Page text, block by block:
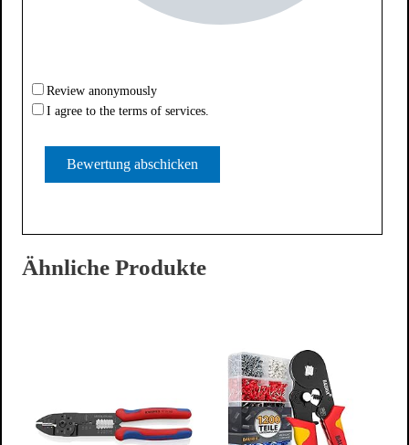
Review anonymously
I agree to the terms of services.
Ähnliche Produkte